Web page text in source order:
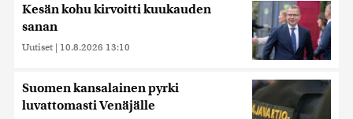
Kesän kohu kirvoitti kuukauden
sanan
Uutiset | 10.8.2026 13:10
Suomen kansalainen pyrki
luvattomasti Venäjälle